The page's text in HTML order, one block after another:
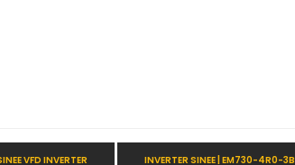
VFD INVERTER INVERTER SINEE | EM730-4R0-3B